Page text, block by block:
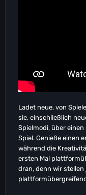
Ladet neue, von
sie, einschließlich
Spielmodi, über
Spiel. Genieße einen
während die
ersten Mal
dran, denn wir stellen